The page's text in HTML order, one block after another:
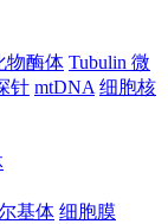
物酶体 Tubulin 微
针 mtDNA 细胞核
基体 细胞膜